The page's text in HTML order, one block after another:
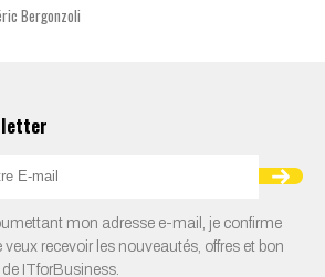
Bergonzoli
mon adresse e-mail, je confirme
veux recevoir les nouveautés, offres et bon
ITforBusiness.